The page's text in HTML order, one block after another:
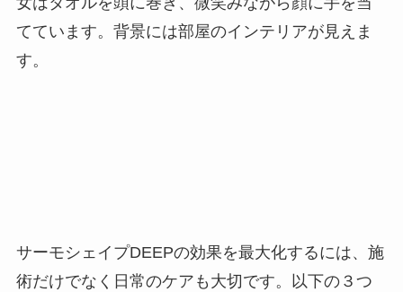
サーモシェイプDEEPの効果を最大化するには、施
術だけでなく日常のケアも大切です。以下の３つ